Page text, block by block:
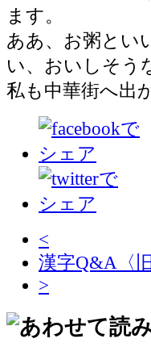
ます。
ああ、お粥とい
い、おいしそう
私も中華街へ出
<
漢字Q&A〈
>